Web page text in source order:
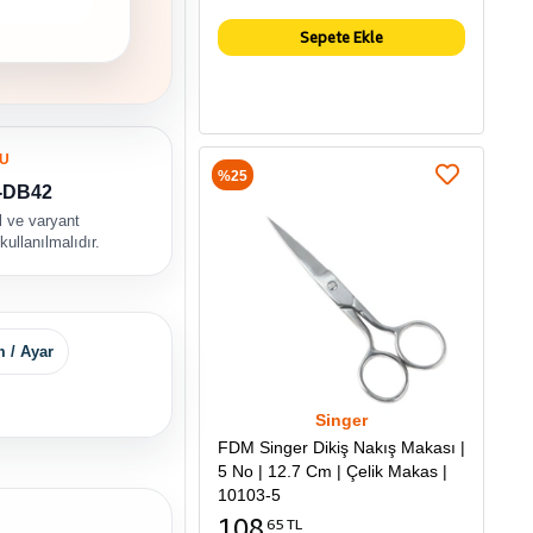
ve varyant
/ Ayar
Sepete Ekle
Singer
FDM Singer Dikiş Nakış Makası |
5 No | 12.7 Cm | Çelik Makas |
10103-5
65 TL
%25